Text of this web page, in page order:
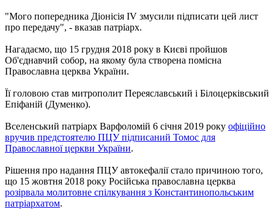
"Мого попередника Діонісія IV змусили підписати цей лист
про передачу", - вказав патріарх.
Нагадаємо, що 15 грудня 2018 року в Києві пройшов
Об'єднавчий собор, на якому була створена помісна
Православна церква України.
Її головою став митрополит Переяславський і Білоцерківський
Епіфаній (Думенко).
Вселенський патріарх Варфоломій 6 січня 2019 року офіційно
вручив предстоятелю ПЦУ підписаний Томос для
Православної церкви України.
Рішення про надання ПЦУ автокефалії стало причиною того,
що 15 жовтня 2018 року Російська православна церква
розірвала молитовне спілкування з Константинопольським
патріархатом.